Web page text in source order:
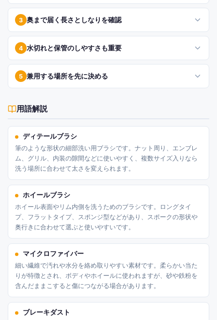
3 奥まで届く長さとしなりを確認
4 水切れと保管のしやすさも重要
5 兼用する場所を先に決める
用語解説
ディテールブラシ
筆のような形状の細部洗い用ブラシです。ナット周り、エンブレ
ム、グリル、内装の隙間などに使いやすく、複数サイズ入りなら
洗う場所に合わせて太さを変えられます。
ホイールブラシ
ホイール表面やリム内側を洗うためのブラシです。ロングタイ
プ、フラットタイプ、スポンジ型などがあり、スポークの形状や
奥行きに合わせて選ぶと使いやすいです。
マイクロファイバー
細い繊維で汚れや水分を絡め取りやすい素材です。柔らかい当た
りが特徴とされ、ボディやホイールに使われますが、砂や鉄粉を
含んだままこすると傷につながる場合があります。
ブレーキダスト